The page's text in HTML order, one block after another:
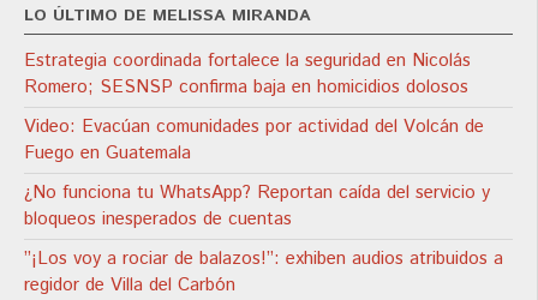
LO ÚLTIMO DE MELISSA MIRANDA
Estrategia coordinada fortalece la seguridad en Nicolás
Romero; SESNSP confirma baja en homicidios dolosos
Video: Evacúan comunidades por actividad del Volcán de
Fuego en Guatemala
¿No funciona tu WhatsApp? Reportan caída del servicio y
bloqueos inesperados de cuentas
”¡Los voy a rociar de balazos!”: exhiben audios atribuidos a
regidor de Villa del Carbón